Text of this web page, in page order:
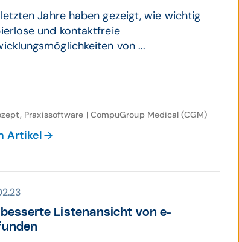
Jahre haben gezeigt, wie wichtig
und kontaktfreie
von ...
Praxissoftware | CompuGroup Medical (CGM)
Artikel
Listenansicht von e-